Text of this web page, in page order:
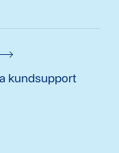
kundsupport